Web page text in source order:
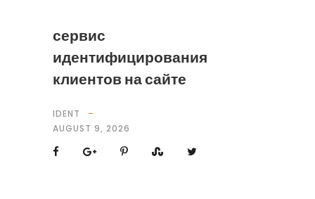
сервис
идентифицирования
клиентов на сайте
IDENT
AUGUST 9, 2026